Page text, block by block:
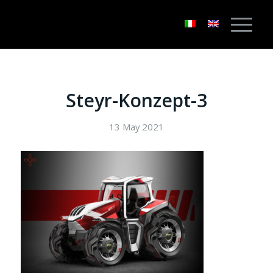
Steyr-Konzept-3
13 May 2021